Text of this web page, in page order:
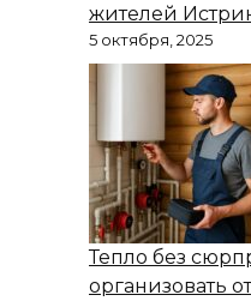
жителей
5 октября, 2025
Тепло без
организовать